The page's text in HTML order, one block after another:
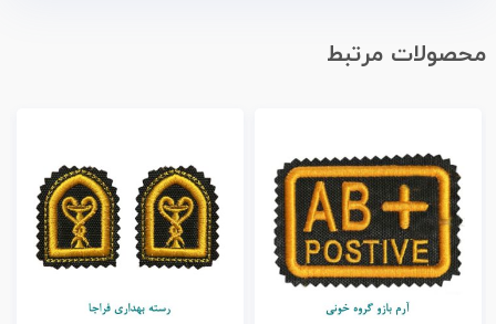
محصولات مرتبط